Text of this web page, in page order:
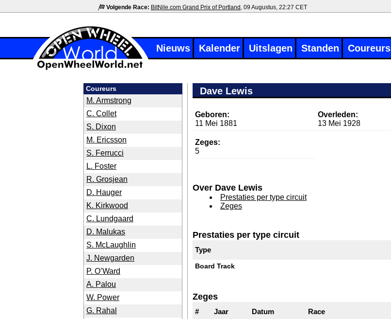
Volgende Race: BitNile.com Grand Prix of Portland , 09 Augustus, 22:27 CET
Nieuws Kalender Uitslagen Standen Coureurs
Coureurs
M. Armstrong
C. Collet
S. Dixon
M. Ericsson
S. Ferrucci
L. Foster
R. Grosjean
D. Hauger
K. Kirkwood
C. Lundgaard
D. Malukas
S. McLaughlin
J. Newgarden
P. O’Ward
A. Palou
W. Power
G. Rahal
Dave Lewis
Geboren:
11 Mei 1881
Overleden:
13 Mei 1928
Zeges:
5
Over Dave Lewis
Prestaties per type circuit
Zeges
Prestaties per type circuit
Type
Board Track
Zeges
# Jaar Datum Race